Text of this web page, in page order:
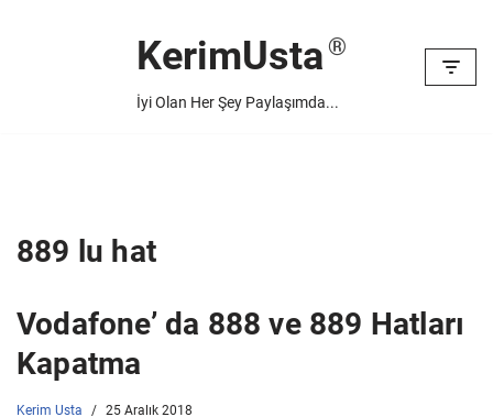
KerimUsta
İyi Olan Her Şey Paylaşımda...
889 lu hat
Vodafone’ da 888 ve 889 Hatları
Kapatma
Kerim Usta 25 Aralık 2018